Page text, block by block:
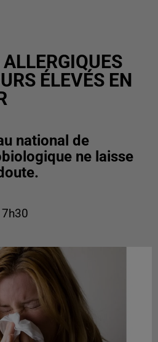
ÉLEVÉS EN
national de
ne laisse